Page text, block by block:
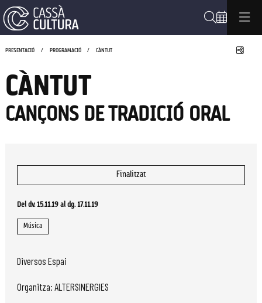
PRESENTACIÓ PROGRAMACIÓ CÀNTUT
CÀNTUT
CANÇONS DE TRADICIÓ ORAL
Finalitzat
Del dv. 15.11.19 al dg. 17.11.19
Música
Diversos Espai
Organitza: ALTERSINERGIES